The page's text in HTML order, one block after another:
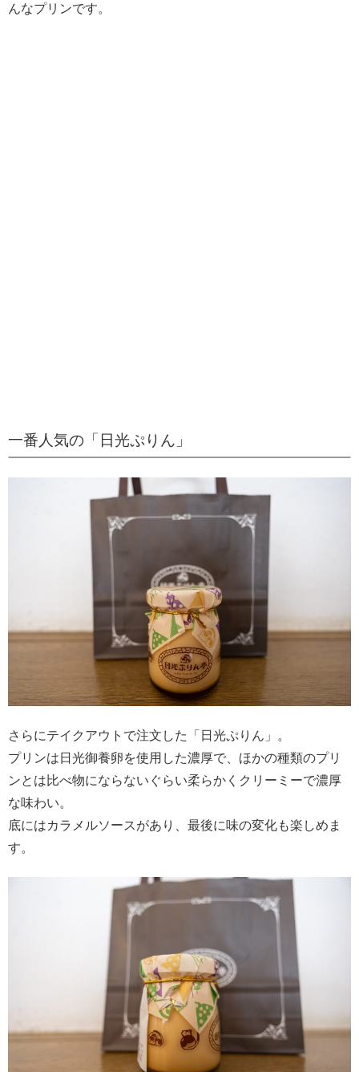
んなプリンです。
一番人気の「日光ぷりん」
さらにテイクアウトで注文した「日光ぷりん」。
プリンは日光御養卵を使用した濃厚で、ほかの種類のプリ
ンとは比べ物にならないぐらい柔らかくクリーミーで濃厚
な味わい。
底にはカラメルソースがあり、最後に味の変化も楽しめま
す。